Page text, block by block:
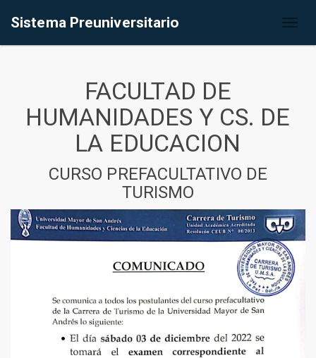
Sistema Preuniversitario
FACULTAD DE
HUMANIDADES Y CS. DE
LA EDUCACION
CURSO PREFACULTATIVO DE
TURISMO